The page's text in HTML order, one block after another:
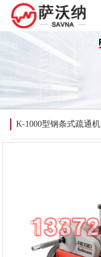
K-1000型钢条式疏通机